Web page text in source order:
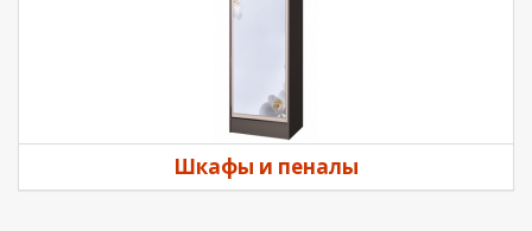
Шкафы и пеналы